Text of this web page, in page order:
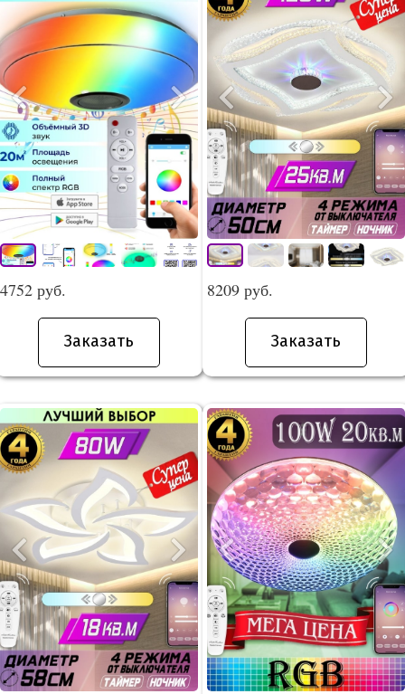
4752 руб.
Заказать
8209 руб.
Заказать